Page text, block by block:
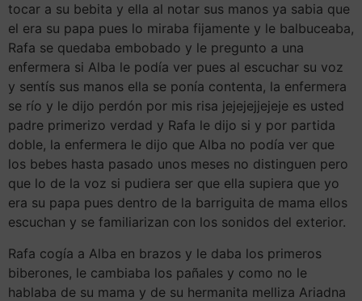
tocar a su bebita y ella al notar sus manos ya sabia que
el era su papa pues lo miraba fijamente y le balbuceaba,
Rafa se quedaba embobado y le pregunto a una
enfermera si Alba le podía ver pues al escuchar su voz
y sentís sus manos ella se ponía contenta, la enfermera
se río y le dijo perdón por mis risa jejejejjejeje es usted
padre primerizo verdad y Rafa le dijo si y por partida
doble, la enfermera le dijo que Alba no podía ver que
los bebes hasta pasado unos meses no distinguen pero
que lo de la voz si pudiera ser que ella supiera que yo
era su papa pues dentro de la barriguita de mama ellos
escuchan y se familiarizan con los sonidos del exterior.
Rafa cogía a Alba en brazos y le daba los primeros
biberones, le cambiaba los pañales y como no le
hablaba de su mama y de su hermanita melliza Ariadna